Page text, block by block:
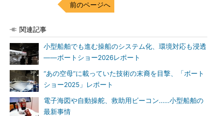
前のページへ
関連記事
小型船舶でも進む操船のシステム化、環境対応も浸透
――ボートショー2026レポート
“あの空母”に載っていた技術の末裔を目撃、「ボート
ショー2025」レポート
電子海図や自動操舵、救助用ビーコン……小型船舶の
最新事情